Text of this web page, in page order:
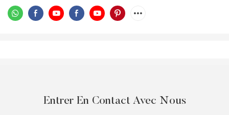
Entrer En Contact Avec Nous